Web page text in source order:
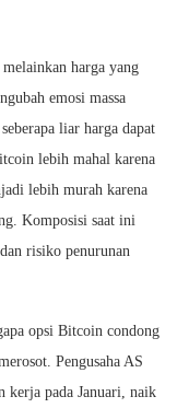
harga yang
emosi massa
liar harga dapat
lebih mahal karena
lebih murah karena
Komposisi saat ini
risiko penurunan
opsi Bitcoin condong
Pengusaha AS
kerja pada Januari, naik